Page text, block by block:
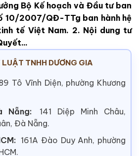
Bộ Kế hoạch và Đầu tư ban
10/2007/QĐ-TTg ban hành hệ
tế Việt Nam. 2. Nội dung tư
TNHH DƯƠNG GIA
Tô Vĩnh Diện, phường Khương
Nẵng:
141 Diệp Minh Châu,
Đà Nẵng.
161A Đào Duy Anh, phường